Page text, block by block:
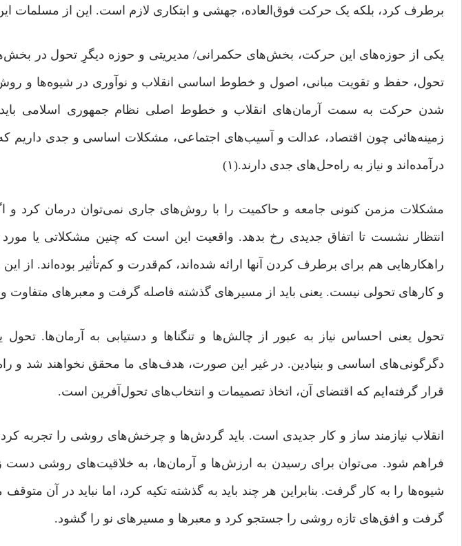
برطرف کرد، بلکه یک حرکت فوق‌العاده، جهشی و ابتکاری لازم است. این از مسلمات
یکی از حوزه‌های این حرکت، بخش‌های حکمرانی/ مدیریتی و حوزه دیگرِ تحول در
تحول، حفظ و تقویت مبانی، اصول و خطوط اساسی انقلاب و نوآوری در شیوه‌ها و
‌شدن حرکت به سمت آرمان‌های انقلاب و خطوط اصلی نظام جمهوری اسلامی باید
زمینه‌هائی چون اقتصاد، عدالت و آسیب‌های اجتماعی، مشکلات اساسی و جدی داریم
درآمده‌اند و نیاز به راه‌‌حل‌های جدی دارند.(۱)
مشکلات مزمن کنونی جامعه و حاکمیت را با روش‌های جاری نمی‌توان درمان کرد و اگر
انتظار نشست تا اتفاق جدیدی رخ بدهد. واقعیت این است که چنین مشکلاتی یا مورد
راهکارهایی هم برای برطرف‌ کردن آنها ارائه شده‌اند، کم‌قدرت و کم‌تأثیر بوده‌اند. از
و کارهای تحولی نیست. یعنی باید از مسیرهای گذشته فاصله گرفت و معبرهای متفاوت
تحول یعنی احساس نیاز به عبور از چالش‌ها و تنگناها و دستیابی به آرمان‌ها.
دگرگونی‌های اساسی و بنیادین. در غیر این‌ صورت، هدف‌های ‌ما محقق نخواهند شد و راه
قرار گرفته‌ایم که اقتضای آن، اتخاذ تصمیمات‌ و انتخاب‌های تحول‌آفرین است.
انقلاب نیازمند ساز و کار جدیدی است. باید گردش‌ها و چرخش‌های روشی را تجربه
فراهم شود. می‌توان برای رسیدن به ارزش‌ها و آرمان‌ها، به خلاقیت‌های روشی دست
شیوه‌ها را به‌ کار گرفت. بنابراین هر چند باید به گذشته تکیه کرد، اما نباید در آن متوقف
گرفت و افق‌های تازه روشی را جستجو کرد و معبرها و مسیرهای نو را گشود.